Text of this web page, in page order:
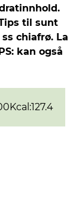
til sunt
chiafrø. La
kan også
Kcal :127.4